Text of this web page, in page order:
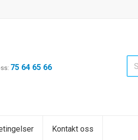
75 64 65 66
Kontakt oss